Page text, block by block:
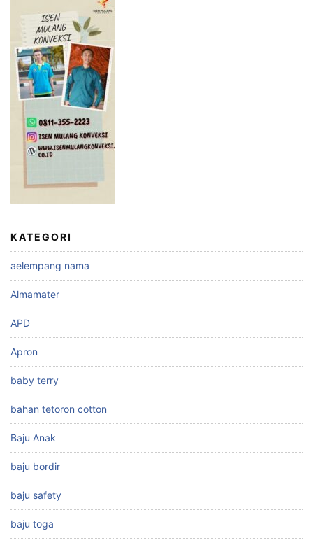
KATEGORI
aelempang nama
Almamater
APD
Apron
baby terry
bahan tetoron cotton
Baju Anak
baju bordir
baju safety
baju toga